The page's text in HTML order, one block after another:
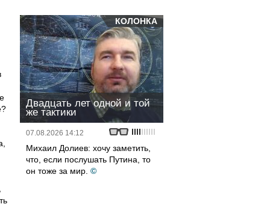
КОЛОНКА
Двадцать лет одной и той
же тактики
07.08.2026 14:12
Михаил Долиев: хочу заметить,
что, если послушать Путина, то
он тоже за мир. ©